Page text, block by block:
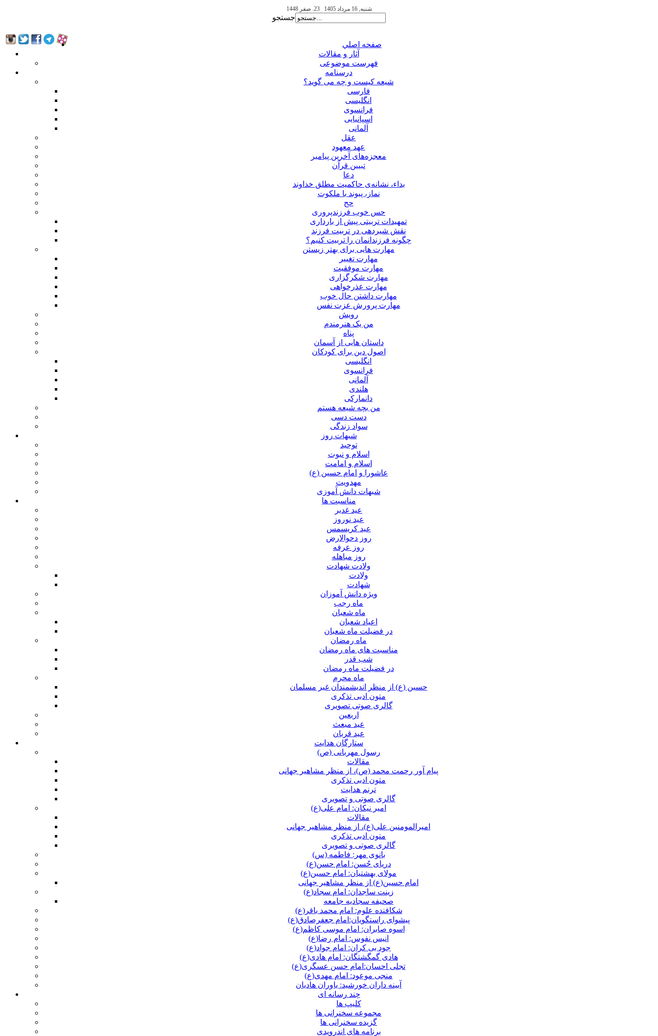
شنبه, 16 مرداد 1405 23. صفر 1448
جستجو
صفحه اصلي
آثار و مقالات
فهرست موضوعی
درسنامه
شیعه کیست و چه می گوید؟
فارسی
انگلیسی
فرانسوی
اسپانیایی
آلمانی
عقل
عهد معهود
معجزه‌های آخرین پیامبر
تبيين قرآن
دعا
بداء، نشانه‌ی حاکمیت مطلق خداوند
نماز، پیوند با ملکوت
حج
حس خوب فرزندپروری
تمهیدات تربیتی پیش از بارداری
نقش شیردهی در تربیت فرزند
چگونه فرزندانمان را تربیت کنیم؟
مهارت هایی برای بهتر زیستن
مهارت تغییر
مهارت موفقیت
مهارت شکرگزاری
مهارت عذرخواهی
مهارت داشتن حال خوب
مهارت پرورش عزت نفس
رویش
من یک هنرمندم
پناه
داستان هایی از آسمان
اصول دین برای کودکان
انگلیسی
فرانسوی
آلمانی
هلندی
دانمارکی
من بچه شیعه هستم
دست دسی
سواد زندگی
شبهات روز
توحید
اسلام و نبوت
اسلام و امامت
عاشورا و امام حسین (ع)
مهدویت
شبهات دانش آموزی
مناسبت ها
عید غدير
عید نوروز
عید کریسمس
روز دحوالارض
روز عرفه
روز مباهله
ولادت شهادت
ولادت
شهادت
ویژه دانش آموزان
ماه رجب
ماه شعبان
اعیاد شعبان
در فضیلت ماه شعبان
ماه رمضان
مناسبت های ماه رمضان
شب قدر
در فضیلت ماه رمضان
ماه محرم
حسین (ع) از منظر اندیشمندان غیر مسلمان
متون ادبی تذکری
گالری صوتی تصویری
اربعین
عید مبعث
عید قربان
ستارگان هدایت
رسول مهربانی (ص)
مقالات
پیام آور رحمت محمد (ص)، از منظر مشاهیر جهانی
متون ادبی تذکری
ترنم هدایت
گالری صوتی و تصویری
امیر نیکان: امام علی(ع)
مقالات
امیرالمومنین علی(ع)، از منظر مشاهیر جهانی
متون ادبی تذکری
گالری صوتی و تصویری
بانوی مهر: فاطمه (س)
دریای حُسن: امام حسن(ع)
مولای بهشتیان: امام حسین(ع)
امام حسین(ع) از منظر مشاهیر جهانی
زینت ساجدان: امام سجاد(ع)
صحیفه سجادیه جامعه
شکافنده علوم: امام محمد باقر(ع)
پیشوای راستگویان:امام جعفرصادق(ع)
اسوه صابران: امام موسی کاظم(ع)
انیس نفوس: امام رضا(ع)
جود بی کران: امام جواد(ع)
هادی گمگشتگان: امام هادی(ع)
تجلی احسان:امام حسن عسگری(ع)
منجی موعود: امام مهدی(ع)
آیینه داران خورشید: یاوران هادیان
چند رسانه ای
کلیپ ها
مجموعه سخنرانی ها
گزیده سخنرانی ها
برنامه های اندرویدی